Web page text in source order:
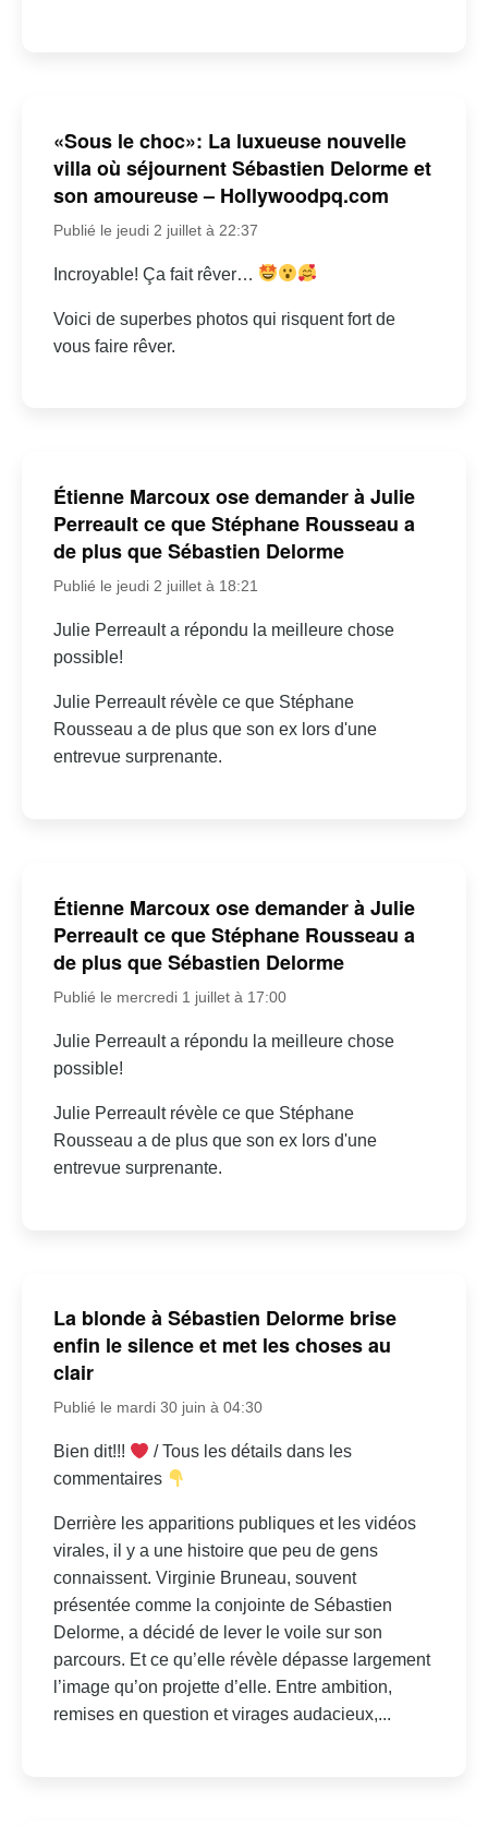
«Sous le choc»: La luxueuse nouvelle
villa où séjournent Sébastien Delorme et
son amoureuse – Hollywoodpq.com
Publié le jeudi 2 juillet à 22:37
Incroyable! Ça fait rêver…
Voici de superbes photos qui risquent fort de
vous faire rêver.
Étienne Marcoux ose demander à Julie
Perreault ce que Stéphane Rousseau a
de plus que Sébastien Delorme
Publié le jeudi 2 juillet à 18:21
Julie Perreault a répondu la meilleure chose
possible!
Julie Perreault révèle ce que Stéphane
Rousseau a de plus que son ex lors d'une
entrevue surprenante.
Étienne Marcoux ose demander à Julie
Perreault ce que Stéphane Rousseau a
de plus que Sébastien Delorme
Publié le mercredi 1 juillet à 17:00
Julie Perreault a répondu la meilleure chose
possible!
Julie Perreault révèle ce que Stéphane
Rousseau a de plus que son ex lors d'une
entrevue surprenante.
La blonde à Sébastien Delorme brise
enfin le silence et met les choses au
clair
Publié le mardi 30 juin à 04:30
Bien dit!!!
/ Tous les détails dans les
commentaires
Derrière les apparitions publiques et les vidéos
virales, il y a une histoire que peu de gens
connaissent. Virginie Bruneau, souvent
présentée comme la conjointe de Sébastien
Delorme, a décidé de lever le voile sur son
parcours. Et ce qu’elle révèle dépasse largement
l’image qu’on projette d’elle. Entre ambition,
remises en question et virages audacieux,...